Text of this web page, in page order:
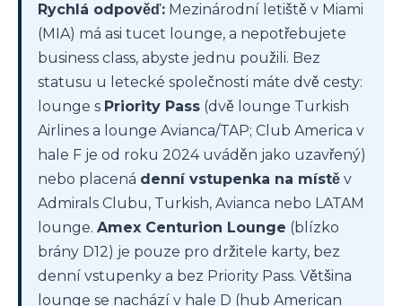
Rychlá odpověď: Mezinárodní letiště v Miami
(MIA) má asi tucet lounge, a nepotřebujete
business class, abyste jednu použili. Bez
statusu u letecké společnosti máte dvě cesty:
lounge s Priority Pass (dvě lounge Turkish
Airlines a lounge Avianca/TAP; Club America v
hale F je od roku 2024 uváděn jako uzavřený)
nebo placená denní vstupenka na místě v
Admirals Clubu, Turkish, Avianca nebo LATAM
lounge. Amex Centurion Lounge (blízko
brány D12) je pouze pro držitele karty, bez
denní vstupenky a bez Priority Pass. Většina
lounge se nachází v hale D (hub American